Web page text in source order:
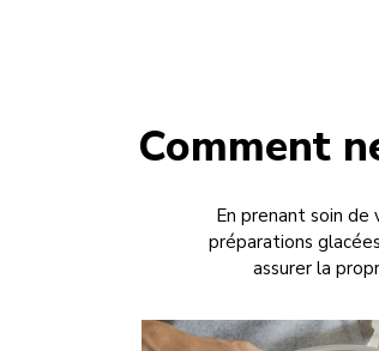
Comment
En prenant soin
préparations
assurer la